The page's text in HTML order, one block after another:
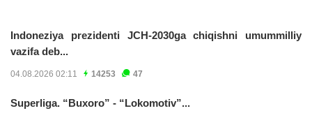
Indoneziya prezidenti JCH-2030ga chiqishni umummilliy
vazifa deb...
04.08.2026 02:11 14253 47
Superliga. “Buxoro” - “Lokomotiv”...